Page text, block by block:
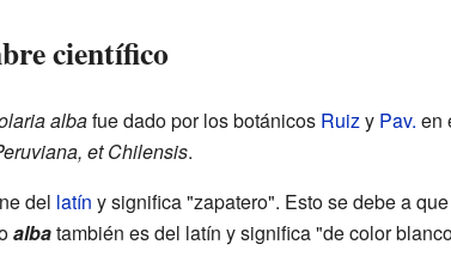
científico
albafue dado por los botánicos Ruizy Pav. en
et Chilensis.
del latín y significa "zapatero". Esto se debe a
albatambién es del latín y significa "de color